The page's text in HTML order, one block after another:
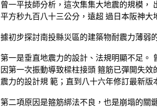
曾一平技師分析，這次集集大地震的規模，
平方秒九百八十三公分，遠超 過日本阪神
據初步探討南投縣災區的建築物耐震力薄弱
第一是垂直地震力的設計、法規明顯不足。
因第一次振動導致樑柱接頭 箍筋已彈開失
震力的設計規 範；直到八十六年修訂最新
第二項原因是箍筋綁法不良，也是崩塌的關